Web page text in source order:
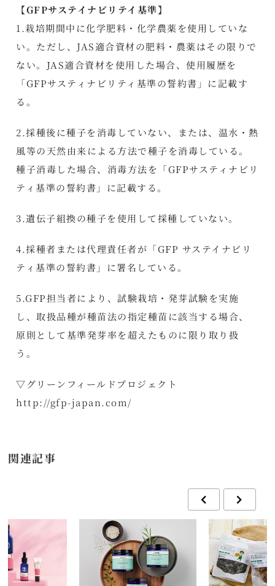
【GFPサステイナビリテイ基準】
1.栽培期間中に化学肥料・化学農薬を使用していな
い。ただし、JAS適合資材の肥料・農薬はその限りで
ない。JAS適合資材を使用した場合、使用履歴を
「GFPサスティナビリティ基準の誓約書」に記載す
る。
2.採種後に種子を消毒していない、または、温水・熱
風等の天然由来による方法で種子を消毒している。
種子消毒した場合、消毒方法を「GFPサスティナビリ
ティ基準の誓約書」に記載する。
3.遺伝子組換の種子を使用して採種していない。
4.採種者または代理責任者が「GFP サステイナビリ
ティ基準の誓約書」に署名している。
5.GFP担当者により、試験栽培・発芽試験を実施
し、取扱品種が種苗法の指定種苗に該当する場合、
原則として基準発芽率を超えたものに限り取り扱
う。
▽グリーンフィールドプロジェクト
http://gfp-japan.com/
関連記事